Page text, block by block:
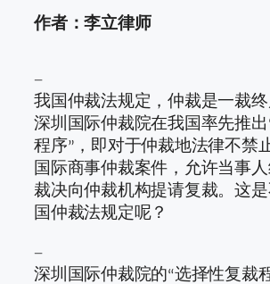
作者：李立律师
–
我国仲裁法规定，仲裁是一裁终
深圳国际仲裁院在我国率先推
程序”，即对于仲裁地法律不禁
国际商事仲裁案件，允许当事
裁决向仲裁机构提请复裁。这
国仲裁法规定呢？
–
深圳国际仲裁院的“选择性复裁